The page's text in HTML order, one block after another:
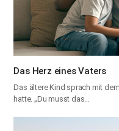
Das Herz eines Vaters
Das ältere Kind sprach mit
hatte. „Du musst das…